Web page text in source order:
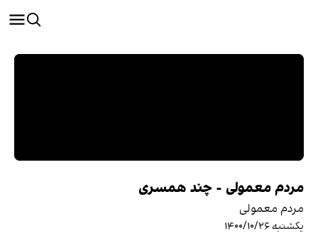
مردم معمولی - چند همسری
مردم معمولی
یکشنبه ۱۴۰۰/۱۰/۲۶